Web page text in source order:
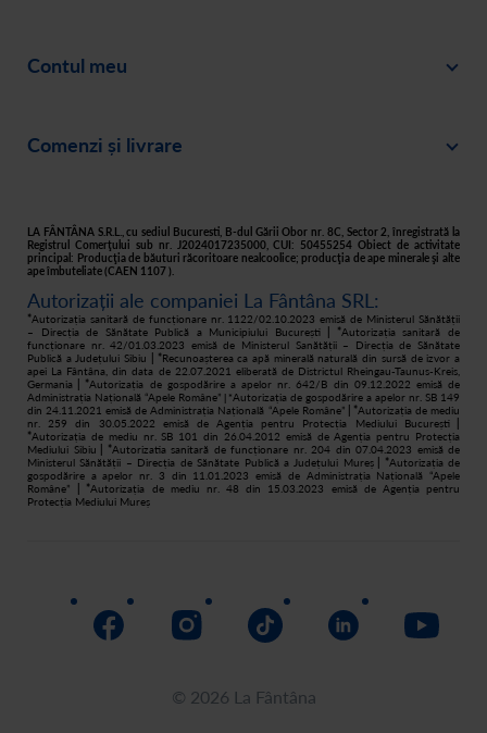
Despre noi
Recomandă un prieten
Filtre apă acasă
Contul meu
Creează-ți cont
Asistență
Comenzi și livrare
Livrare
Retur
Cum cumpăr
LA FÂNTÂNA S.R.L., cu sediul Bucuresti, B-dul Gării Obor nr. 8C, Sector 2, înregistrată la
Registrul Comerţului sub nr. J2024017235000, CUI: 50455254 Obiect de activitate
principal: Producţia de băuturi răcoritoare nealcoolice; producţia de ape minerale şi alte
ape îmbuteliate (CAEN 1107 ).
Autorizații ale companiei La Fântâna SRL:
*Autorizația sanitară de funcționare nr. 1122/02.10.2023 emisă de Ministerul Sănătății
– Direcția de Sănătate Publică a Municipiului București
| *Autorizația sanitară de
funcționare nr. 42/01.03.2023 emisă de Ministerul Sanătății – Direcția de Sănătate
Publică a Județului Sibiu
| *Recunoașterea ca apă minerală naturală din sursă de izvor a
apei La Fântâna, din data de 22.07.2021 eliberată de Districtul Rheingau-Taunus-Kreis,
Germania
| *Autorizația de gospodărire a apelor nr. 642/B din 09.12.2022 emisă de
Administrația Națională “Apele Române”
| *Autorizația de gospodărire a apelor nr. SB 149
din 24.11.2021 emisă de Administrația Națională “Apele Române”
| *Autorizația de mediu
nr. 259 din 30.05.2022 emisă de Agenția pentru Protecția Mediului București
*Autorizația de mediu nr. SB 101 din 26.04.2012 emisă de Agenția pentru Protecția
Mediului Sibiu | *Autorizatia sanitară de funcționare nr. 204 din 07.04.2023 emisă de
Ministerul Sănătății – Direcția de Sănătate Publică a Județului Mureș| *Autorizația de
gospodărire a apelor nr. 3 din 11.01.2023 emisă de Administrația Națională “Apele
Române”
| *Autorizația de mediu nr. 48 din 15.03.2023 emisă de Agenția pentru
Protecția Mediului Mureș
© 2026 La Fântâna